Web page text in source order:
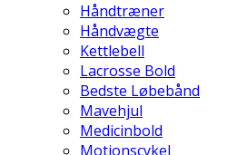
Håndtræner
Håndvægte
Kettlebell
Lacrosse Bold
Bedste Løbebånd
Mavehjul
Medicinbold
Motionscykel